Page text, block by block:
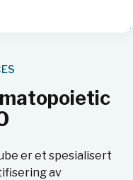
er et spesialisert
av